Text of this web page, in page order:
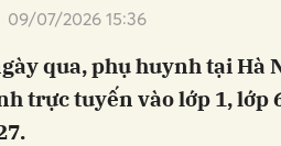
09/07/2026 15:36
qua, phụ huynh tại Hà
trực tuyến vào lớp 1, lớp